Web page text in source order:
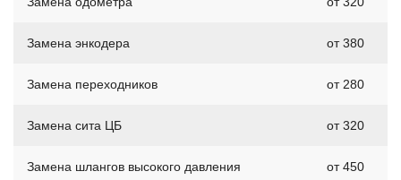
Замена энкодера от 380
Замена переходников от 280
Замена сита ЦБ от 320
Замена шлангов высокого давления от 450